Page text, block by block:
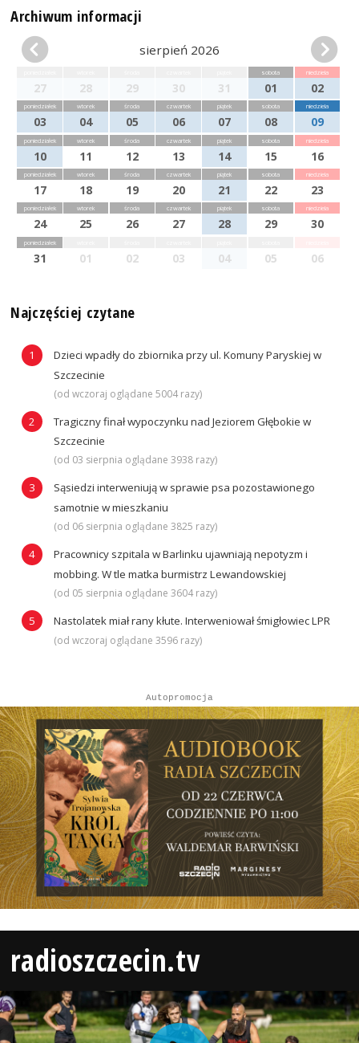
Archiwum informacji
sierpień 2026
27 28 29 30 31
sobota
01
niedziela
02
poniedziałek
03
wtorek
04
środa
05
czwartek
06
piątek
07
sobota
08
niedziela
09
poniedziałek
10
wtorek
11
środa
12
czwartek
13
piątek
14
sobota
15
niedziela
16
poniedziałek
17
wtorek
18
środa
19
czwartek
20
piątek
21
sobota
22
niedziela
23
poniedziałek
24
wtorek
25
środa
26
czwartek
27
piątek
28
sobota
29
niedziela
30
poniedziałek
31 01 02 03 04 05 06
Najczęściej czytane
Dzieci wpadły do zbiornika przy ul. Komuny Paryskiej w
Szczecinie
(od wczoraj oglądane 5004 razy)
Tragiczny finał wypoczynku nad Jeziorem Głębokie w
Szczecinie
(od 03 sierpnia oglądane 3938 razy)
Sąsiedzi interweniują w sprawie psa pozostawionego
samotnie w mieszkaniu
(od 06 sierpnia oglądane 3825 razy)
Pracownicy szpitala w Barlinku ujawniają nepotyzm i
mobbing. W tle matka burmistrz Lewandowskiej
(od 05 sierpnia oglądane 3604 razy)
Nastolatek miał rany kłute. Interweniował śmigłowiec LPR
(od wczoraj oglądane 3596 razy)
Autopromocja
radioszczecin.tv